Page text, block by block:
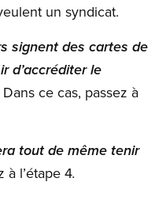
un syndicat.
signent des cartes de
d’accréditer le
Dans ce cas, passez à
tout de même tenir
à l’étape 4.